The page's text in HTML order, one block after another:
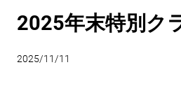
2025年末特別ク
2025/11/11